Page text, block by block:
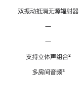
双振动抵消无源辐射器
—
—
支持立体声组合脚
²
多房间音频脚
³